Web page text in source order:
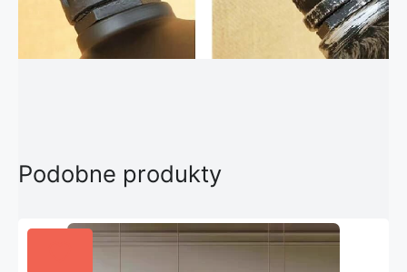
Podobne produkty